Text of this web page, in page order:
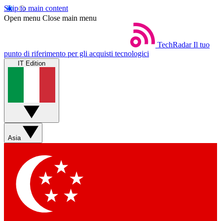
Skip to main content
Open menu Close main menu
TechRadar Il tuo
punto di riferimento per gli acquisti tecnologici
IT Edition
Asia